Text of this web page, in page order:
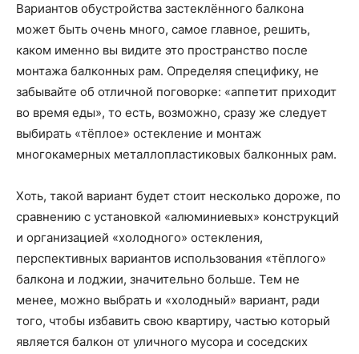
Вариантов обустройства застеклённого балкона
может быть очень много, самое главное, решить,
каком именно вы видите это пространство после
монтажа балконных рам. Определяя специфику, не
забывайте об отличной поговорке: «аппетит приходит
во время еды», то есть, возможно, сразу же следует
выбирать «тёплое» остекление и монтаж
многокамерных металлопластиковых балконных рам.
Хоть, такой вариант будет стоит несколько дороже, по
сравнению с установкой «алюминиевых» конструкций
и организацией «холодного» остекления,
перспективных вариантов использования «тёплого»
балкона и лоджии, значительно больше. Тем не
менее, можно выбрать и «холодный» вариант, ради
того, чтобы избавить свою квартиру, частью который
является балкон от уличного мусора и соседских